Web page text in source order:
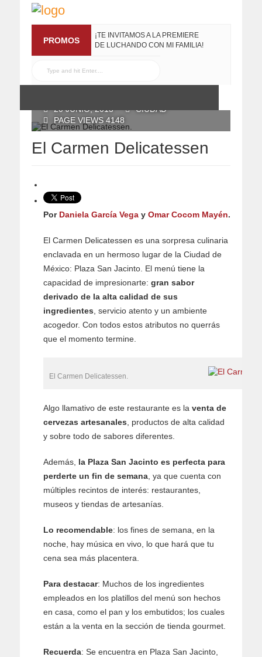
PROMOS
¡TE INVITAMOS A LA PREMIERE
DE LUCHANDO CON MI FAMILIA!
REGALA EL COMPILADO
#ELRECOMENDADOVOL4
20 JUNIO, 2013
CIUDAD
PAGE VIEWS 4148
El Carmen Delicatessen
Por Daniela García Vega y Omar Cocom Mayén.
El Carmen Delicatessen es una sorpresa culinaria
enclavada en un hermoso lugar de la Ciudad de
México: Plaza San Jacinto. El menú tiene la
capacidad de impresionarte: gran sabor
derivado de la alta calidad de sus
ingredientes , servicio atento y un ambiente
acogedor. Con todos estos atributos no querrás
que el momento termine.
El Carmen Delicatessen.
Algo llamativo de este restaurante es la venta de
cervezas artesanales , productos de alta calidad
y sobre todo de sabores diferentes.
Además, la Plaza San Jacinto es perfecta para
perderte un fin de semana , ya que cuenta con
múltiples recintos de interés: restaurantes,
museos y tiendas de artesanías.
Lo recomendable: los fines de semana, en la
noche, hay música en vivo, lo que hará que tu
cena sea más placentera.
Para destacar: Muchos de los ingredientes
empleados en los platillos del menú son hechos
en casa, como el pan y los embutidos; los cuales
están a la venta en la sección de tienda gourmet.
Recuerda: Se encuentra en Plaza San Jacinto,